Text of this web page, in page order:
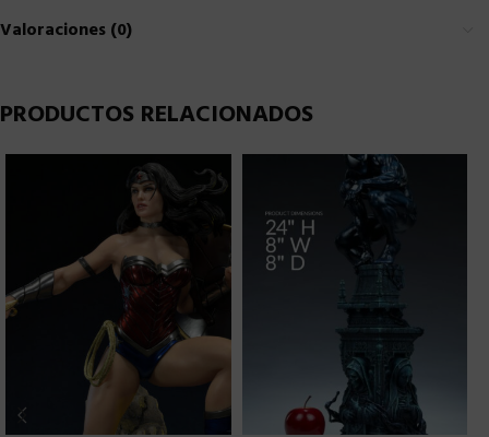
Valoraciones (0)
PRODUCTOS RELACIONADOS